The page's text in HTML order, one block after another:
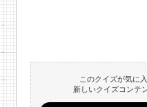
このクイズが気に
新しいクイズコンテ